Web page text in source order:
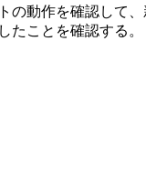
の動作を確認して
たことを確認する。